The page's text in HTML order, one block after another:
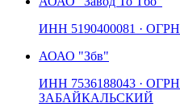
ИНН 5190400081 · ОГРН
АОАО "Збв"
ИНН 7536188043 · ОГРН
ЗАБАЙКАЛЬСКИЙ